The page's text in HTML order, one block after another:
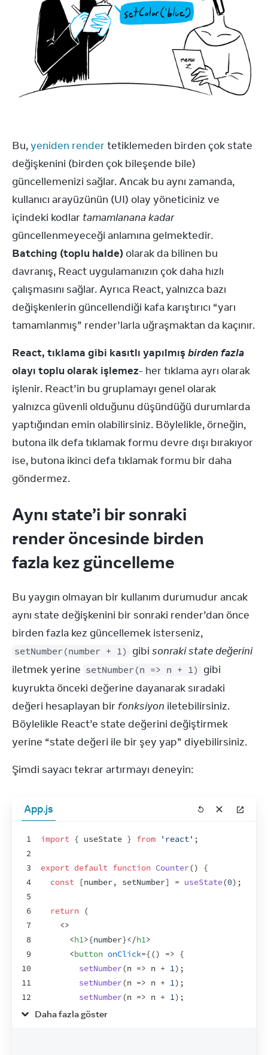
Bu, yeniden render tetiklemeden birden çok state
değişkenini (birden çok bileşende bile)
güncellemenizi sağlar. Ancak bu aynı zamanda,
kullanıcı arayüzünün (UI) olay yöneticiniz ve
içindeki kodlar tamamlanana kadar
Batching (toplu halde) olarak da bilinen bu
davranış, React uygulamanızın çok daha hızlı
çalışmasını sağlar. Ayrıca React, yalnızca bazı
değişkenlerin güncellendiği kafa karıştırıcı “yarı
tamamlanmış” render’larla uğraşmaktan da kaçınır.
React, tıklama gibi kasıtlı yapılmış birden fazla
olayı toplu olarak işlemez- her tıklama ayrı olarak
işlenir. React’in bu gruplamayı genel olarak
yalnızca güvenli olduğunu düşündüğü durumlarda
yaptığından emin olabilirsiniz. Böylelikle, örneğin,
butona ilk defa tıklamak formu devre dışı bırakıyor
ise, butona ikinci defa tıklamak formu bir daha
göndermez.
Aynı state’i bir sonraki
render öncesinde birden
fazla kez güncelleme
Bu yaygın olmayan bir kullanım durumudur ancak
aynı state değişkenini bir sonraki render’dan önce
setNumber(number + 1) gibi sonraki state değerini
iletmek yerine setNumber(n => n + 1)
gibi
kuyrukta önceki değerine dayanarak sıradaki
değeri hesaplayan bir fonksiyon iletebilirsiniz.
Böylelikle React’e state değerini değiştirmek
yerine “state değeri ile bir şey yap” diyebilirsiniz.
Şimdi sayacı tekrar artırmayı deneyin:
App.js
1
2
3
4
5
6
7
8
9
10
11
12
13
import { useState } from 'react' ;
export default function Counter()
{
const
[number, setNumber] = useState(0) ;
return
(
<>
<h1>{number}</h1>
<button onClick={() => {
setNumber(n => n + 1) ;
setNumber(n => n + 1) ;
setNumber(n => n + 1) ;
}} >+3</button
Daha fazla göster